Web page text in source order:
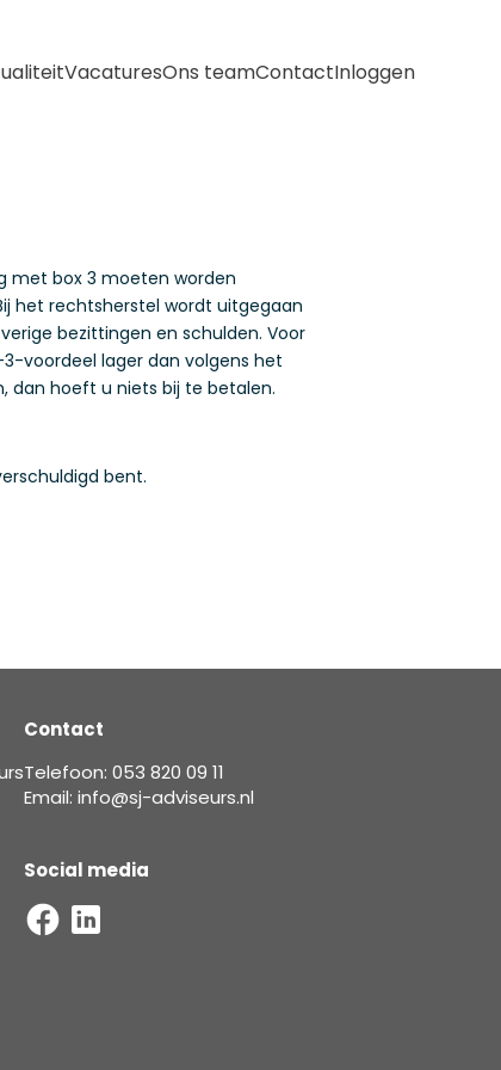
VacaturesOns teamContactInloggen
met box 3 moeten worden
het rechtsherstel wordt uitgegaan
bezittingen en schulden. Voor
voordeel lager dan volgens het
dan hoeft u niets bij te betalen.
bent.
Contact
Telefoon: 053 820 09 11
Email: info@sj-adviseurs.nl
Social media